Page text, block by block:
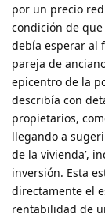
por un precio
condición de
debía esperar al
pareja de
epicentro de la
describía con
propietarios,
llegando a
de la vivienda’,
inversión. Esta
directamente el
rentabilidad de